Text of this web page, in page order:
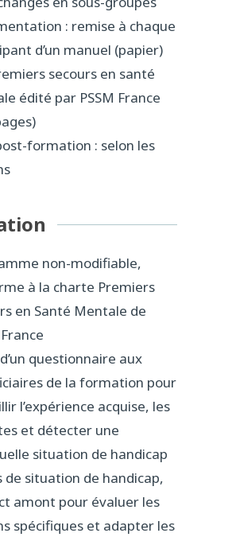
: remise à chaque
d’un manuel (papier)
secours en santé
édité par PSSM France
formation : selon les
non-modifiable,
à la charte Premiers
en Santé Mentale de
questionnaire aux
de la formation pour
l’expérience acquise, les
et détecter une
situation de handicap
de situation de handicap,
amont pour évaluer les
spécifiques et adapter les